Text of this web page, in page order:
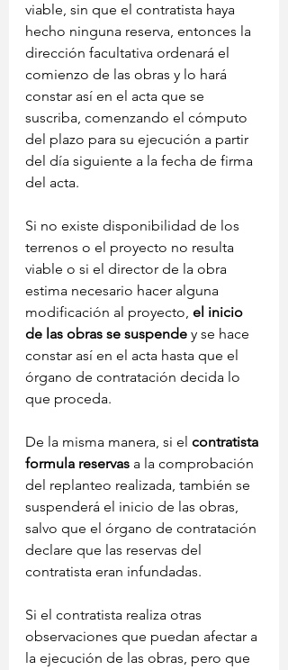
viable, sin que el contratista haya
hecho ninguna reserva, entonces la
dirección facultativa ordenará el
comienzo de las obras y lo hará
constar así en el acta que se
suscriba, comenzando el cómputo
del plazo para su ejecución a partir
del día siguiente a la fecha de firma
del acta.
Si no existe disponibilidad de los
terrenos o el proyecto no resulta
viable o si el director de la obra
estima necesario hacer alguna
modificación al proyecto, el inicio
de las obras se suspende y se hace
constar así en el acta hasta que el
órgano de contratación decida lo
que proceda.
De la misma manera, si el contratista
formula reservas a la comprobación
del replanteo realizada, también se
suspenderá el inicio de las obras,
salvo que el órgano de contratación
declare que las reservas del
contratista eran infundadas.
Si el contratista realiza otras
observaciones que puedan afectar a
la ejecución de las obras, pero que